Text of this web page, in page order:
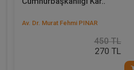
Av. Dr. Murat Fehmi PINAR
450 TL
270 TL